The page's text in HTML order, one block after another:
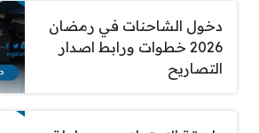
دخول الشاحنات في رمضان
2026 خطوات ورابط اصدار
التصاريح